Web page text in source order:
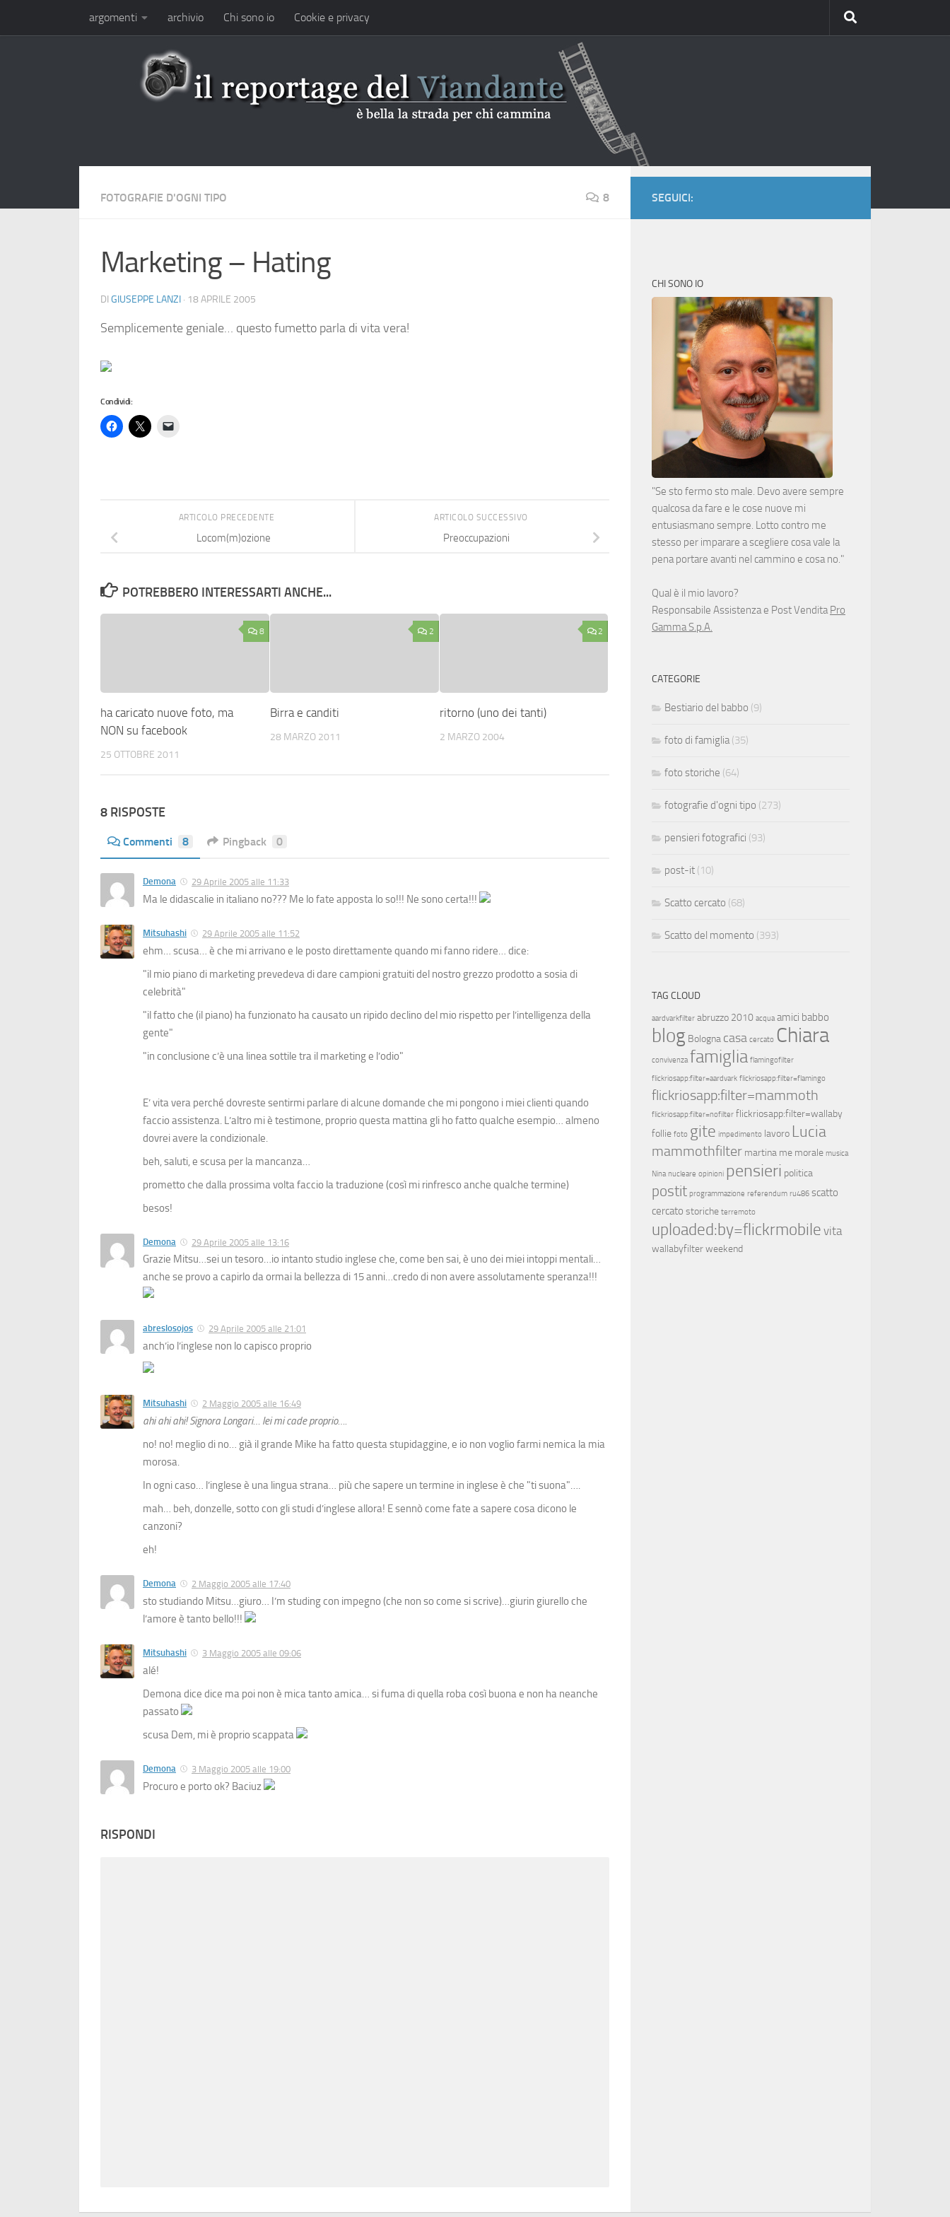
Salta al contenutoargomenti archivio Chi sono io Cookie e privacy
FOTOGRAFIE D'OGNI TIPO 8
Marketing – Hating
DI GIUSEPPE LANZI · 18 APRILE 2005
Semplicemente geniale… questo fumetto parla di vita vera!
Condividi:
ARTICOLO SUCCESSIVO
Preoccupazioni
ARTICOLO PRECEDENTE
Locom(m)ozione
POTREBBERO INTERESSARTI ANCHE...
8
ha caricato nuove foto, ma
NON su facebook
25 OTTOBRE 2011
2
Birra e canditi
28 MARZO 2011
2
ritorno (uno dei tanti)
2 MARZO 2004
8 RISPOSTE
Commenti 8 Pingback 0
Demona 29 Aprile 2005 alle 11:33
Ma le didascalie in italiano no??? Me lo fate apposta lo so!!! Ne sono certa!!!
Mitsuhashi 29 Aprile 2005 alle 11:52
ehm… scusa… è che mi arrivano e le posto direttamente quando mi fanno ridere… dice:
"il mio piano di marketing prevedeva di dare campioni gratuiti del nostro grezzo prodotto a sosia di
celebrità"
"il fatto che (il piano) ha funzionato ha causato un ripido declino del mio rispetto per l’intelligenza della
gente"
"in conclusione c’è una linea sottile tra il marketing e l’odio"
E’ vita vera perché dovreste sentirmi parlare di alcune domande che mi pongono i miei clienti quando
faccio assistenza. L’altro mi è testimone, proprio questa mattina gli ho fatto qualche esempio… almeno
dovrei avere la condizionale.
beh, saluti, e scusa per la mancanza…
prometto che dalla prossima volta faccio la traduzione (così mi rinfresco anche qualche termine)
besos!
Demona 29 Aprile 2005 alle 13:16
Grazie Mitsu…sei un tesoro…io intanto studio inglese che, come ben sai, è uno dei miei intoppi mentali…
anche se provo a capirlo da ormai la bellezza di 15 anni…credo di non avere assolutamente speranza!!!
abreslosojos 29 Aprile 2005 alle 21:01
anch’io l’inglese non lo capisco proprio
Mitsuhashi 2 Maggio 2005 alle 16:49
ahi ahi ahi! Signora Longari… lei mi cade proprio….
no! no! meglio di no… già il grande Mike ha fatto questa stupidaggine, e io non voglio farmi nemica la mia
morosa.
In ogni caso… l’inglese è una lingua strana… più che sapere un termine in inglese è che "ti suona"….
mah… beh, donzelle, sotto con gli studi d’inglese allora! E sennò come fate a sapere cosa dicono le
canzoni?
eh!
Demona 2 Maggio 2005 alle 17:40
sto studiando Mitsu…giuro… I’m studing con impegno (che non so come si scrive)…giurin giurello che
l’amore è tanto bello!!!
Mitsuhashi 3 Maggio 2005 alle 09:06
alé!
Demona dice dice ma poi non è mica tanto amica… si fuma di quella roba così buona e non ha neanche
passato
scusa Dem, mi è proprio scappata
Demona 3 Maggio 2005 alle 19:00
Procuro e porto ok? Baciuz
RISPONDI
SEGUICI:
CHI SONO IO
"Se sto fermo sto male. Devo avere sempre
qualcosa da fare e le cose nuove mi
entusiasmano sempre. Lotto contro me
stesso per imparare a scegliere cosa vale la
pena portare avanti nel cammino e cosa no."
Qual è il mio lavoro?
Responsabile Assistenza e Post VenditaPro
Gamma S.p.A.
CATEGORIE
Bestiario del babbo (9)
foto di famiglia(35)
foto storiche (64)
fotografie d'ogni tipo (273)
pensieri fotografici (93)
post-it (10)
Scatto cercato (68)
Scatto del momento (393)
TAG CLOUD
aardvarkfilter abruzzo 2010 acqua amici babbo
blog Bologna casa cercato Chiara
convivenza famiglia flamingofilter
flickriosapp:filter=aardvark flickriosapp:filter=flamingo
flickriosapp:filter=mammoth
flickriosapp:filter=nofilter flickriosapp:filter=wallaby
follie foto gite impedimento lavoro Lucia
mammothfilter martina me morale musica
Nina nucleare opinioni pensieri politica
postit programmazione referendum ru486 scatto
cercato storiche terremoto
uploaded:by=flickrmobile vita
wallabyfilterweekend